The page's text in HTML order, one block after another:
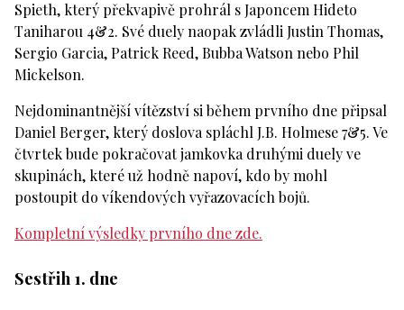
Spieth, který překvapivě prohrál s Japoncem Hideto
Taniharou 4&2. Své duely naopak zvládli Justin Thomas,
Sergio Garcia, Patrick Reed, Bubba Watson nebo Phil
Mickelson.
Nejdominantnější vítězství si během prvního dne připsal
Daniel Berger, který doslova spláchl J.B. Holmese 7&5. Ve
čtvrtek bude pokračovat jamkovka druhými duely ve
skupinách, které už hodně napoví, kdo by mohl
postoupit do víkendových vyřazovacích bojů.
Kompletní výsledky prvního dne zde.
Sestřih 1. dne